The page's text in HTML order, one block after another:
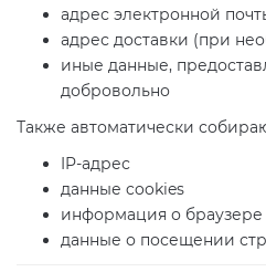
адрес электронной
адрес доставки (при
иные данные,
добровольно
Также автоматически
IP-адрес
данные cookies
информация о браузере
данные о посещении